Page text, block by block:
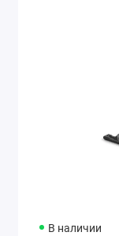
В наличии